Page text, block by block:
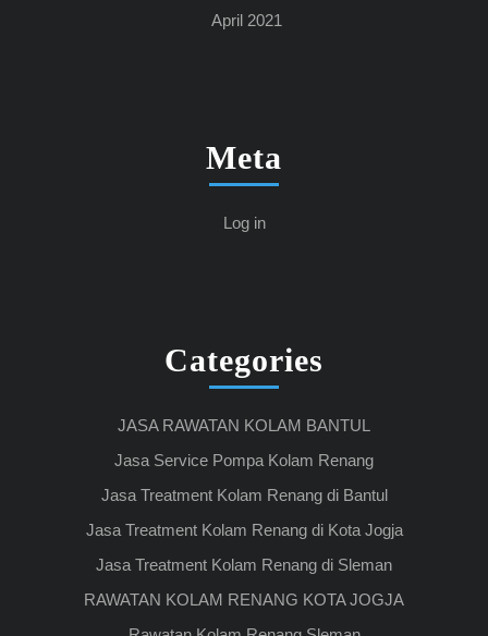
April 2021
Meta
Log in
Categories
JASA RAWATAN KOLAM BANTUL
Jasa Service Pompa Kolam Renang
Jasa Treatment Kolam Renang di Bantul
Jasa Treatment Kolam Renang di Kota Jogja
Jasa Treatment Kolam Renang di Sleman
RAWATAN KOLAM RENANG KOTA JOGJA